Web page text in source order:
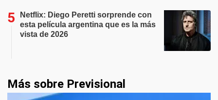
Netflix: Diego Peretti sorprende con
esta película argentina que es la más
vista de 2026
Más sobre Previsional